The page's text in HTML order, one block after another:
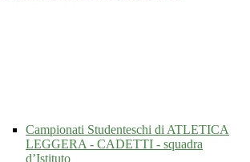
Campionati Studenteschi di ATLETICA
LEGGERA - CADETTI - squadra
d’Istituto